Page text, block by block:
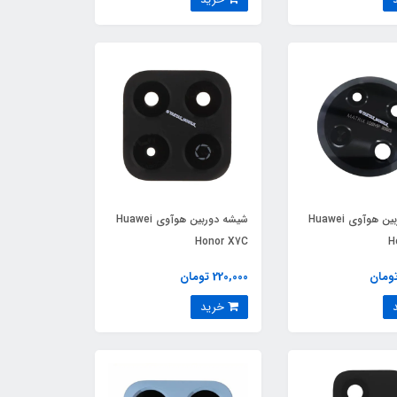
شیشه دوربین هوآوی Huawei
شیشه دوربین هوآوی Huawei
Honor X7C
220,000 تومان
خرید